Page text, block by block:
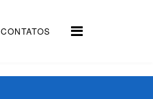
CONTATOS